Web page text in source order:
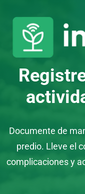
Documente de
predio. Lleve el
complicaciones y